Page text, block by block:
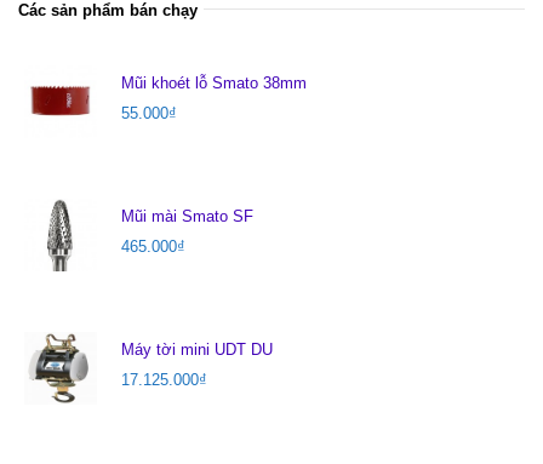
Các sản phẩm bán chạy
Mũi khoét lỗ Smato 38mm
55.000₫
Mũi mài Smato SF
465.000₫
Máy tời mini UDT DU
17.125.000₫